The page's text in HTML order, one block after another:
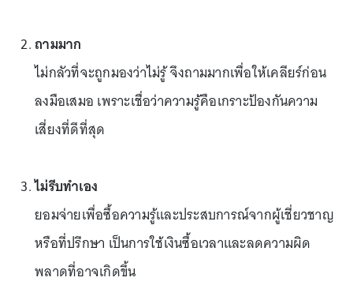
ถามมาก
ไม่กลัวที่จะถูกมองว่าไม่รู้ จึงถามมากเพื่อให้เคลียร์ก่อน
ลงมือเสมอ เพราะเชื่อว่าความรู้คือเกราะป้องกันความ
เสี่ยงที่ดีที่สุด
ไม่รีบทำเอง
ยอมจ่ายเพื่อซื้อความรู้และประสบการณ์จากผู้เชี่ยวชาญ
หรือที่ปรึกษา เป็นการใช้เงินซื้อเวลาและลดความผิด
พลาดที่อาจเกิดขึ้น